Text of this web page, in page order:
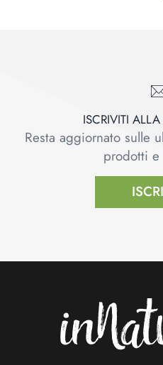
ISCRIVITI
Resta aggiornato sulle
prodotti